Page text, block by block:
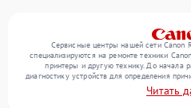
Сервисные центры нашей сети Canon
специализируются на ремонте техники
принтеры и другую технику. До начала
диагностику устройств для определения
перечень необходимых работ и их
деталей по необходимости. В конце
Читать